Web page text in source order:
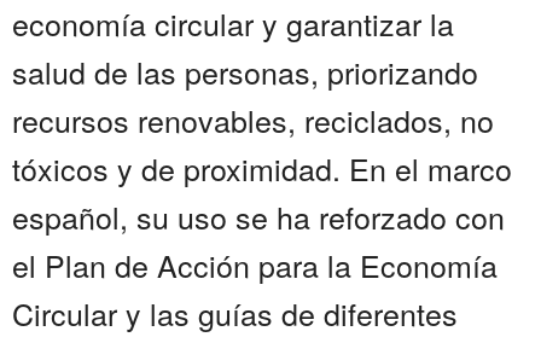
economía circular y garantizar la
salud de las personas, priorizando
recursos renovables, reciclados, no
tóxicos y de proximidad. En el marco
español, su uso se ha reforzado con
el Plan de Acción para la Economía
Circular y las guías de diferentes